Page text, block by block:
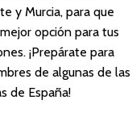
y Murcia, para que
opción para tus
¡Prepárate para
de algunas de las
de España!